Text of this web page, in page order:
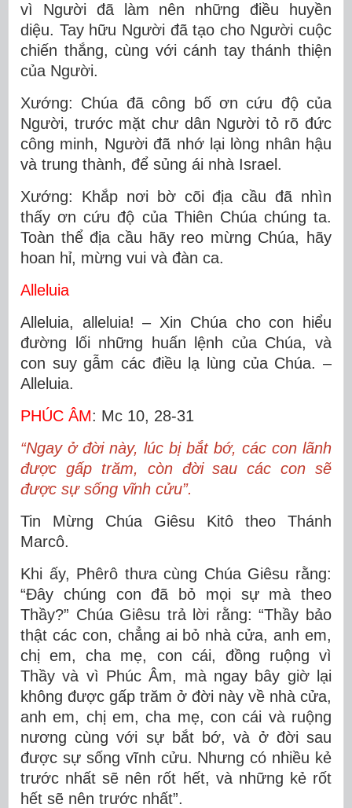
vì Người đã làm nên những điều huyền
diệu. Tay hữu Người đã tạo cho Người cuộc
chiến thắng, cùng với cánh tay thánh thiện
của Người.
Xướng: Chúa đã công bố ơn cứu độ của
Người, trước mặt chư dân Người tỏ rõ đức
công minh, Người đã nhớ lại lòng nhân hậu
và trung thành, để sủng ái nhà Israel.
Xướng: Khắp nơi bờ cõi địa cầu đã nhìn
thấy ơn cứu độ của Thiên Chúa chúng ta.
Toàn thể địa cầu hãy reo mừng Chúa, hãy
hoan hỉ, mừng vui và đàn ca.
Alleluia
Alleluia, alleluia! – Xin Chúa cho con hiểu
đường lối những huấn lệnh của Chúa, và
con suy gẫm các điều lạ lùng của Chúa. –
Alleluia.
PHÚC ÂM: Mc 10, 28-31
“Ngay ở đời này, lúc bị bắt bớ, các con lãnh
được gấp trăm, còn đời sau các con sẽ
được sự sống vĩnh cửu”.
Tin Mừng Chúa Giêsu Kitô theo Thánh
Marcô.
Khi ấy, Phêrô thưa cùng Chúa Giêsu rằng:
“Ðây chúng con đã bỏ mọi sự mà theo
Thầy?” Chúa Giêsu trả lời rằng: “Thầy bảo
thật các con, chẳng ai bỏ nhà cửa, anh em,
chị em, cha mẹ, con cái, đồng ruộng vì
Thầy và vì Phúc Âm, mà ngay bây giờ lại
không được gấp trăm ở đời này về nhà cửa,
anh em, chị em, cha mẹ, con cái và ruộng
nương cùng với sự bắt bớ, và ở đời sau
được sự sống vĩnh cửu. Nhưng có nhiều kẻ
trước nhất sẽ nên rốt hết, và những kẻ rốt
hết sẽ nên trước nhất”.